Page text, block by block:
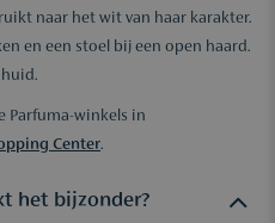
naar het wit van haar karakter.
en een stoel bij een open haard.
huid.
Parfuma-winkels in
Center.
het bijzonder?